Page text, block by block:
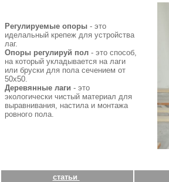
Регулируемые опоры - это
иделальный крепеж для устройства
лаг.
Опоры регулируй пол - это способ,
на который укладывается на лаги
или бруски для пола сечением от
50х50.
Деревянные лаги - это
экологически чистый материал для
выравнивания, настила и монтажа
ровного пола.
статьи